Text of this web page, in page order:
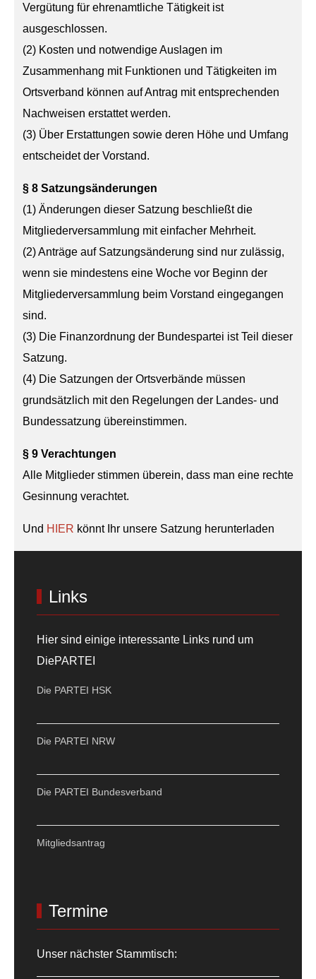
Vergütung für ehrenamtliche Tätigkeit ist
ausgeschlossen.
(2) Kosten und notwendige Auslagen im
Zusammenhang mit Funktionen und Tätigkeiten im
Ortsverband können auf Antrag mit entsprechenden
Nachweisen erstattet werden.
(3) Über Erstattungen sowie deren Höhe und Umfang
entscheidet der Vorstand.
§ 8 Satzungsänderungen
(1) Änderungen dieser Satzung beschließt die
Mitgliederversammlung mit einfacher Mehrheit.
(2) Anträge auf Satzungsänderung sind nur zulässig,
wenn sie mindestens eine Woche vor Beginn der
Mitgliederversammlung beim Vorstand eingegangen
sind.
(3) Die Finanzordnung der Bundespartei ist Teil dieser
Satzung.
(4) Die Satzungen der Ortsverbände müssen
grundsätzlich mit den Regelungen der Landes- und
Bundessatzung übereinstimmen.
§ 9 Verachtungen
Alle Mitglieder stimmen überein, dass man eine rechte
Gesinnung verachtet.
Und HIER könnt Ihr unsere Satzung herunterladen
Links
Hier sind einige interessante Links rund um
DiePARTEI
Die PARTEI HSK
Die PARTEI NRW
Die PARTEI Bundesverband
Mitgliedsantrag
Termine
Unser nächster Stammtisch: